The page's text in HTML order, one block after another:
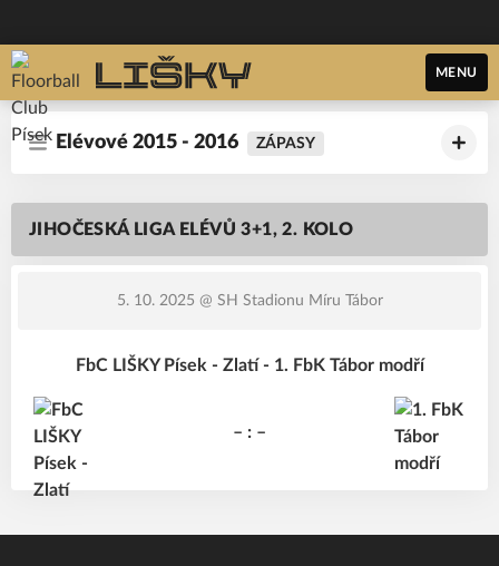
MENU
Elévové 2015 - 2016 ZÁPASY
JIHOČESKÁ LIGA ELÉVŮ 3+1, 2. KOLO
5. 10. 2025 @ SH Stadionu Míru Tábor
FbC LIŠKY Písek - Zlatí - 1. FbK Tábor modří
– : –